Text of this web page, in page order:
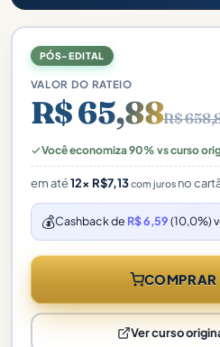
PÓS-EDITAL
VALOR DO RATEIO
R$ 65,88R$
Você economiza 90% vs curso
em até12× R$7,13com jurosno
💰Cashback de R$ 6,59(10,0%)
Ver curso